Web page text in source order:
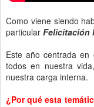
Como viene siendo
particular Felicitación
Este año centrada en
todos en nuestra
nuestra carga interna.
¿Por qué esta